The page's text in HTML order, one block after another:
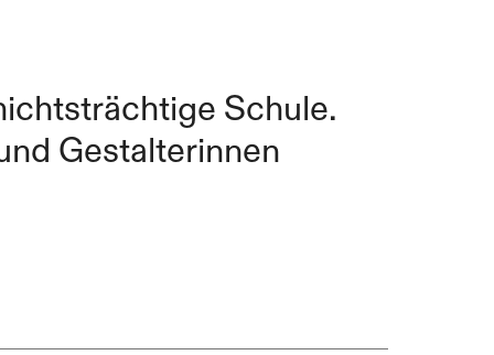
Schule.
Gestalterinnen